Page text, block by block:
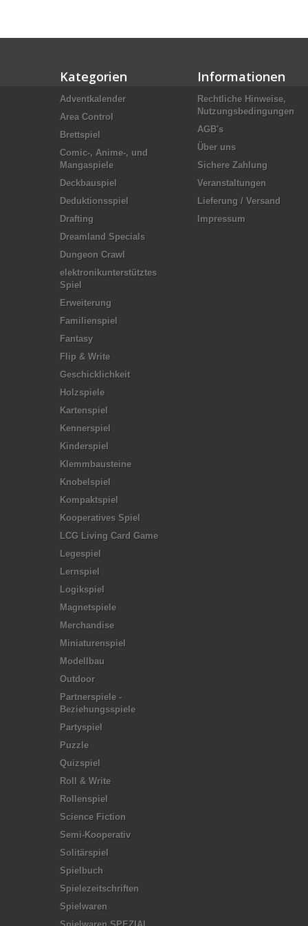
Kategorien
Adventkalender
Area Control
Brettspiel
Comic-, Anime-, und
Mangaspiele
Deckbauspiel
Deduktionsspiel
Drafting
Dreamland Specials
Dungeon Crawl
elektronikunterstütztes
Spiel
Erweiterung
Familienspiel
Fantasy
Flip & Write
Geschicklichkeit
Holzspiele
Kartenspiel
Kennerspiel
Kinderspiel
Klemmbausteine
Knobelspiel
Kompaktspiel
Kooperatives Spiel
LCG Living Card Game
Legespiel
Lernspiel
Logikspiel
Magnetspiele
Merchandise
Miniaturenspiel
Modellbau
Outdoor
Partnerspiele -
Beziehungsspiele
Partyspiel
Puzzle
Quizspiel
Roll & Write
Rollenspiel
Science Fiction
Semi-Kooperativ
Solitärspiel
Spielbuch
Spielezeitschriften
Spielwaren
Informationen
Rechtliche Hinweise,
Nutzungsbedingungen
AGB's
Über uns
Sichere Zahlung
Veranstaltungen
Lieferung / Versand
Impressum